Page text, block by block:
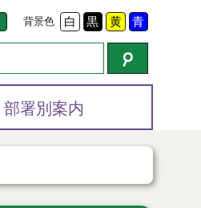
背景色 白 黒 黄 青
部署別案内